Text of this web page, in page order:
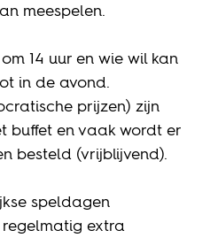
meespelen.
14 uur en wie wil kan
in de avond.
prijzen) zijn
buffet en vaak wordt er
besteld (vrijblijvend).
speldagen
extra